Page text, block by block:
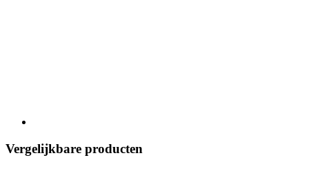
Vergelijkbare producten